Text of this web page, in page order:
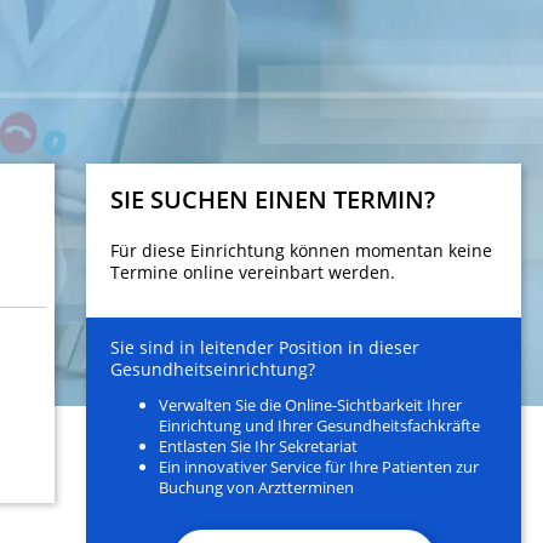
SIE SUCHEN EINEN TERMIN?
Für diese Einrichtung können momentan keine
Termine online vereinbart werden.
Sie sind in leitender Position in dieser
Gesundheitseinrichtung?
Verwalten Sie die Online-Sichtbarkeit Ihrer
Einrichtung und Ihrer Gesundheitsfachkräfte
Entlasten Sie Ihr Sekretariat
Ein innovativer Service für Ihre Patienten zur
Buchung von Arztterminen